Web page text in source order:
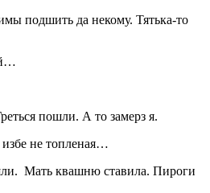
подшить да некому. Тятька-то
пошли. А то замерз я.
не топленая…
Мать квашню ставила. Пироги